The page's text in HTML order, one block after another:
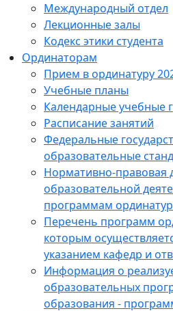
Международный отдел
Лекционные залы
Кодекс этики студента
Ординаторам
Прием в ординатуру
Учебные планы
Календарные учебные
Расписание занятий
Федеральные
образовательные
Нормативно-правовая
образовательной
программам
Перечень программ
которым
указанием кафедр и
Информация о
образовательных
образования -